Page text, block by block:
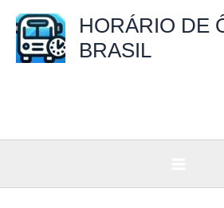
para
HORÁRIO DE
BRASIL